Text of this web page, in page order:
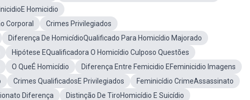
Homicidio
Corporal
Crimes Privilegiados
Diferença De HomicídioQualificado Para Homicídio Majorado
Hipótese EQualificadora O Homicídio Culposo Questões
O QueÉ Homicídio
Diferença Entre Femicidio EFeminicidio Imagens
Crimes QualificadosE Privilegiados
Feminicídio CrimeAssassinato
Diferença
Distinção De TiroHomicídio E Suicídio